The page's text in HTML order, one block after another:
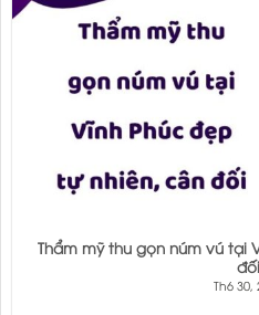
Thẩm mỹ thu gọn núm vú tại
đối
Th6 30,